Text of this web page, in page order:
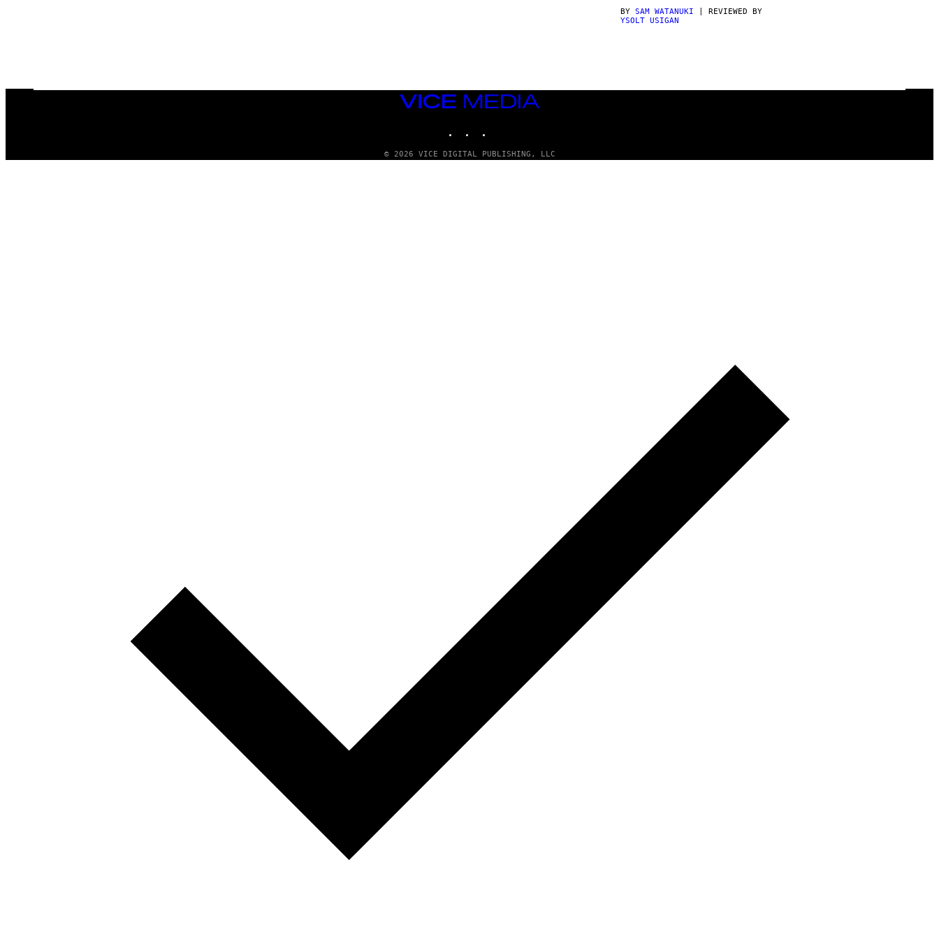
BY SAM WATANUKI | REVIEWED BY
YSOLT USIGAN
VICE
MEDIA
© 2026 VICE DIGITAL PUBLISHING, LLC